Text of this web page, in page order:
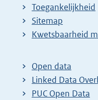
Toegankelijkheid
Sitemap
E
t
e
r
Kwetsbaarheid
Open data
Linked Data
PUC Open Data